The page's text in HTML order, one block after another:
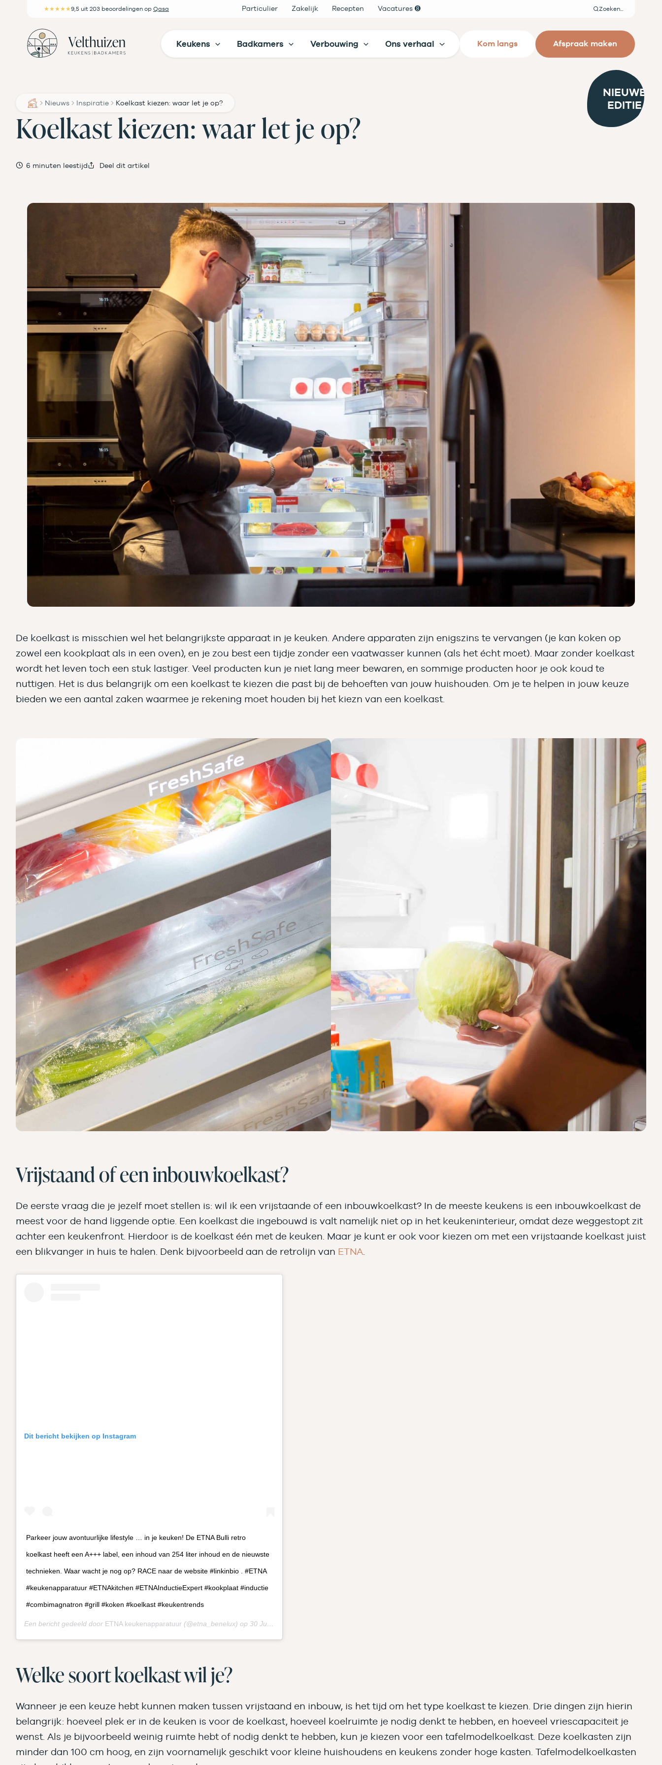
inhoud
★★★★★9,5 uit 203 beoordelingen op Qasa Particulier Zakelijk Recepten Vacatures ➑ Zoeken
Keukens Badkamers Verbouwing Ons verhaal Kom langs Afspraak maken
Nieuws Inspiratie Koelkast kiezen: waar let je op?
Koelkast kiezen: waar let je op?
6 minuten leestijd Deel dit artikel
De koelkast is misschien wel het belangrijkste apparaat in je keuken. Andere apparaten zijn enigszins te vervangen (je kan koken op
zowel een kookplaat als in een oven), en je zou best een tijdje zonder een vaatwasser kunnen (als het écht moet). Maar zonder koelkast
wordt het leven toch een stuk lastiger. Veel producten kun je niet lang meer bewaren, en sommige producten hoor je ook koud te
nuttigen. Het is dus belangrijk om een koelkast te kiezen die past bij de behoeften van jouw huishouden. Om je te helpen in jouw keuze
bieden we een aantal zaken waarmee je rekening moet houden bij het kiezn van een koelkast.
Vrijstaand of een inbouwkoelkast?
De eerste vraag die je jezelf moet stellen is: wil ik een vrijstaande of een inbouwkoelkast? In de meeste keukens is een inbouwkoelkast de
meest voor de hand liggende optie. Een koelkast die ingebouwd is valt namelijk niet op in het keukeninterieur, omdat deze weggestopt zit
achter een keukenfront. Hierdoor is de koelkast één met de keuken. Maar je kunt er ook voor kiezen om met een vrijstaande koelkast juist
een blikvanger in huis te halen. Denk bijvoorbeeld aan de retrolijn van ETNA.
Dit bericht bekijken op Instagram
Parkeer jouw avontuurlijke lifestyle … in je keuken! De ETNA Bulli retro
koelkast heeft een A+++ label, een inhoud van 254 liter inhoud en de nieuwste
technieken. Waar wacht je nog op? RACE naar de website #linkinbio . #ETNA
#keukenapparatuur #ETNAkitchen #ETNAInductieExpert #kookplaat #inductie
#combimagnatron #grill #koken #koelkast #keukentrends
Een bericht gedeeld door ETNA keukenapparatuur (@etna_benelux) op 30 Jul 2020 om 12:23 (PDT)
Welke soort koelkast wil je?
Wanneer je een keuze hebt kunnen maken tussen vrijstaand en inbouw, is het tijd om het type koelkast te kiezen. Drie dingen zijn hierin
belangrijk: hoeveel plek er in de keuken is voor de koelkast, hoeveel koelruimte je nodig denkt te hebben, en hoeveel vriescapaciteit je
wenst. Als je bijvoorbeeld weinig ruimte hebt of nodig denkt te hebben, kun je kiezen voor een tafelmodelkoelkast. Deze koelkasten zijn
minder dan 100 cm hoog, en zijn voornamelijk geschikt voor kleine huishoudens en keukens zonder hoge kasten. Tafelmodelkoelkasten
NIEUWE
EDITIE